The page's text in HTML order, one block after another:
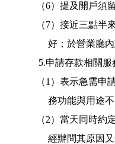
（6）提及開
（7）接近
好；於營
5.申請存款
（1）表示
務功能
（2）當天
經辦問